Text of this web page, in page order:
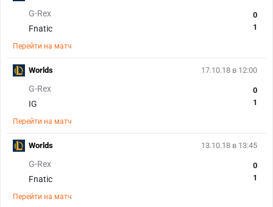
G-Rex
Fnatic
0
1
Перейти на матч
17.10.18 в 12:00
G-Rex
IG
0
1
Перейти на матч
Worlds
13.10.18 в 13:45
G-Rex
Fnatic
0
1
Перейти на матч
Worlds